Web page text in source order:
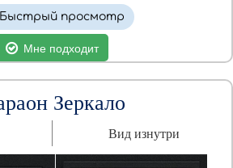
Быстрый просмотр
Мне подходит
Зеркало
Вид изнутри